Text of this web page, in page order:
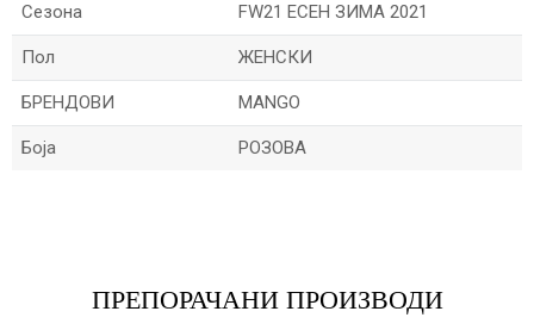
Сезона FW21 ЕСЕН ЗИМА 2021
Пол ЖЕНСКИ
БРЕНДОВИ MANGO
Боја РОЗОВА
ПРЕПОРАЧАНИ ПРОИЗВОДИ